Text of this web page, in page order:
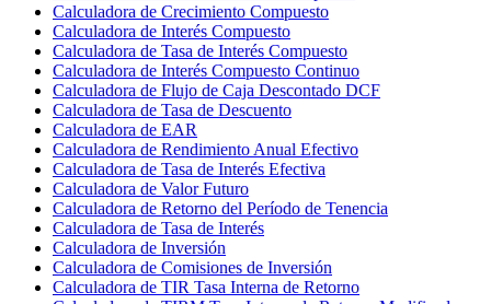
Calculadora de Crecimiento Compuesto
Calculadora de Interés Compuesto
Calculadora de Tasa de Interés Compuesto
Calculadora de Interés Compuesto Continuo
Calculadora de Flujo de Caja Descontado DCF
Calculadora de Tasa de Descuento
Calculadora de EAR
Calculadora de Rendimiento Anual Efectivo
Calculadora de Tasa de Interés Efectiva
Calculadora de Valor Futuro
Calculadora de Retorno del Período de Tenencia
Calculadora de Tasa de Interés
Calculadora de Inversión
Calculadora de Comisiones de Inversión
Calculadora de TIR Tasa Interna de Retorno